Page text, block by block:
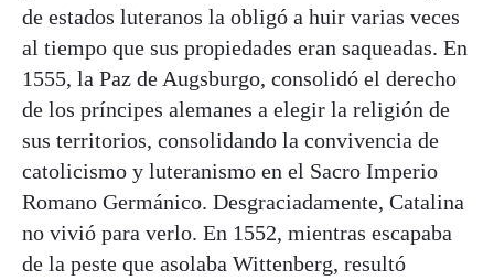
de estados luteranos la obligó a huir varias veces
al tiempo que sus propiedades eran saqueadas. En
1555, la Paz de Augsburgo, consolidó el derecho
de los príncipes alemanes a elegir la religión de
sus territorios, consolidando la convivencia de
catolicismo y luteranismo en el Sacro Imperio
Romano Germánico. Desgraciadamente, Catalina
no vivió para verlo. En 1552, mientras escapaba
de la peste que asolaba Wittenberg, resultó